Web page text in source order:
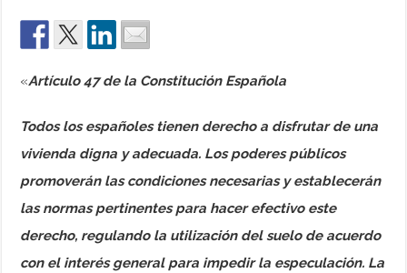
«Artículo 47 de la Constitución Española
Todos los españoles tienen derecho a disfrutar de una
vivienda digna y adecuada. Los poderes públicos
promoverán las condiciones necesarias y establecerán
las normas pertinentes para hacer efectivo este
derecho, regulando la utilización del suelo de acuerdo
con el interés general para impedir la especulación. La